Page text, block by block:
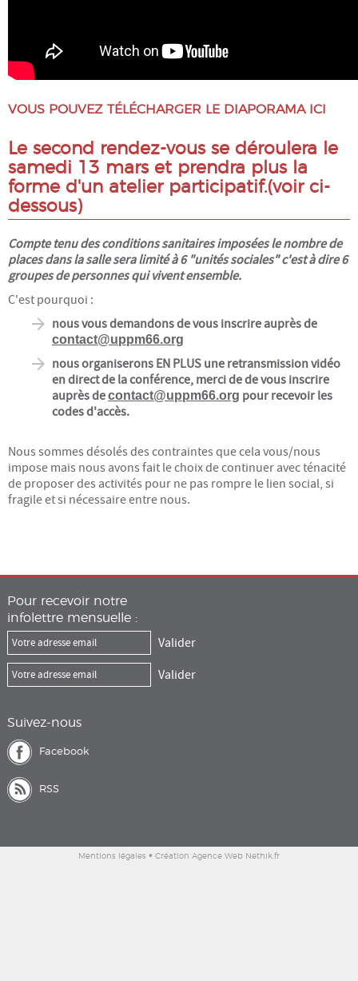
VOUS POUVEZ TÉLÉCHARGER LE DIAPORAMA ICI
Le second rendez-vous se déroulera le
samedi 13 mars et prendra plus la
forme d'un atelier participatif.(voir ci-
dessous)
Compte tenu des conditions sanitaires imposées le nombre de
places dans la salle sera limité à 6 "unités sociales" c'est à dire 6
groupes de personnes qui vivent ensemble.
C'est pourquoi :
nous vous demandons de vous inscrire auprès de
contact@uppm66.org
nous organiserons EN PLUS une retransmission vidéo
en direct de la conférence, merci de de vous inscrire
auprès decontact@uppm66.org pour recevoir les
codes d'accès.
Nous sommes désolés des contraintes que cela vous/nous
impose mais nous avons fait le choix de continuer avec ténacité
de proposer des activités pour ne pas rompre le lien social, si
fragile et si nécessaire entre nous.
Pour recevoir notre
infolettre mensuelle :
Suivez-nous
Facebook
RSS
Mentions légales • Création Agence Web Nethik.fr